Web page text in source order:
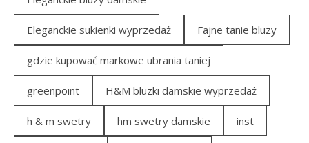
Eleganckie sukienki wyprzedaż Fajne tanie bluzy
gdzie kupować markowe ubrania taniej
greenpoint H&M bluzki damskie wyprzedaż
h & m swetry hm swetry damskie inst